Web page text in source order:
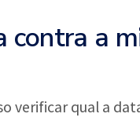
contra a
verificar qual a